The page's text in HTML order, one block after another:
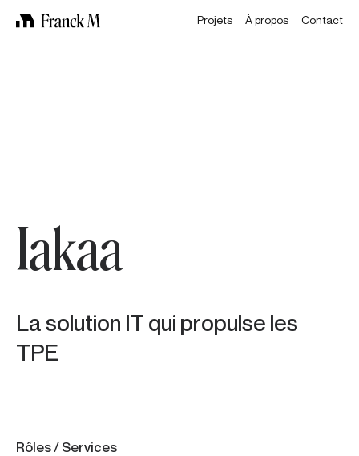
Projets À propos Contact
Iakaa
La solution IT qui propulse les
TPE
Rôles / Services